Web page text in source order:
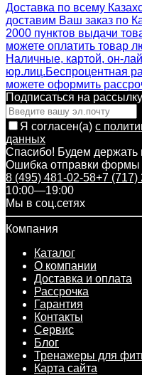
Доставка по всему
доставим Ваш заказ по
2000 пунктов выдачи
можете оплатить товар
Наличные, картой, он-
юр.лиц.Беспроцентная
можете оформить
Подписаться на
Я согласен(a) с
данных
Спасибо! Будем держать
Ошибка отправки формы
8 (495) 481-02-58+7 (717)
10:00—19:00
Мы в соц.сетях
Компания
Каталог
О компании
Доставка и оплата
Рассрочка
Гарантия
Контакты
Сервис
Блог
Тренажеры для
Карта сайта